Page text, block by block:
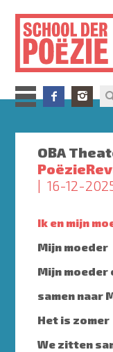
inhoud
gaan
OBA
16-12-
Ik en mijn
Mijn moeder
Mijn moeder
samen naar
Het is zomer
We zitten